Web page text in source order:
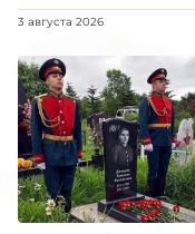
3 августа 2026